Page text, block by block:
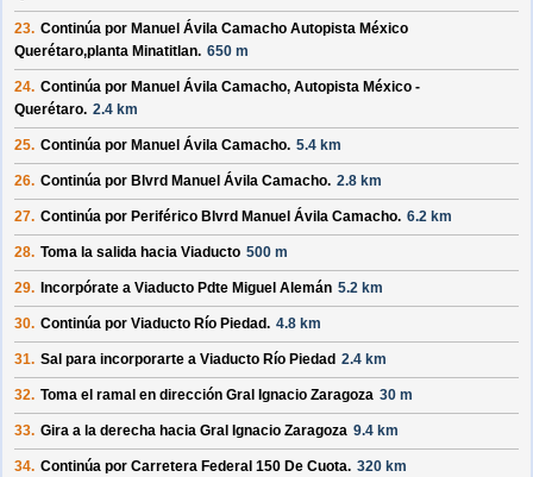
23. Continúa por Manuel Ávila Camacho Autopista México
Querétaro,planta Minatitlan. 650 m
24. Continúa por Manuel Ávila Camacho, Autopista México -
Querétaro. 2.4 km
25. Continúa por Manuel Ávila Camacho. 5.4 km
26. Continúa por Blvrd Manuel Ávila Camacho. 2.8 km
27. Continúa por Periférico Blvrd Manuel Ávila Camacho. 6.2 km
28. Toma la salida hacia Viaducto 500 m
29. Incorpórate a Viaducto Pdte Miguel Alemán 5.2 km
30. Continúa por Viaducto Río Piedad. 4.8 km
31. Sal para incorporarte a Viaducto Río Piedad 2.4 km
32. Toma el ramal en dirección Gral Ignacio Zaragoza 30 m
33. Gira a la derecha hacia Gral Ignacio Zaragoza 9.4 km
34. Continúa por Carretera Federal 150 De Cuota. 320 km